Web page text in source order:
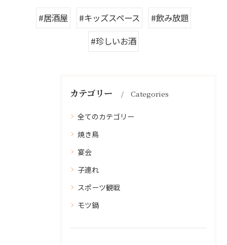
#居酒屋 #キッズスペース
#飲み放題
#珍しいお酒
カテゴリー Categories
全てのカテゴリー
焼き鳥
宴会
子連れ
スポーツ観戦
モツ鍋